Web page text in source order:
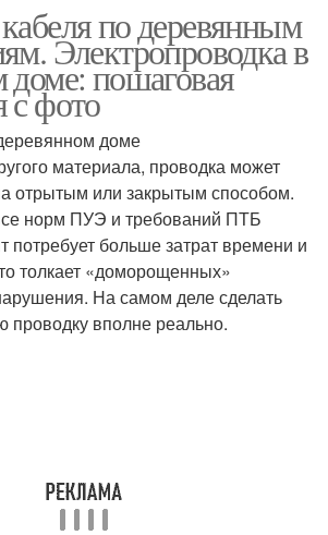
по деревянным
Электропроводка в
доме: пошаговая
с фото
доме
материала, проводка может
отрытым или закрытым способом.
норм ПУЭ и требований ПТБ
потребует больше затрат времени и
толкает «доморощенных»
На самом деле сделать
проводку вполне реально.